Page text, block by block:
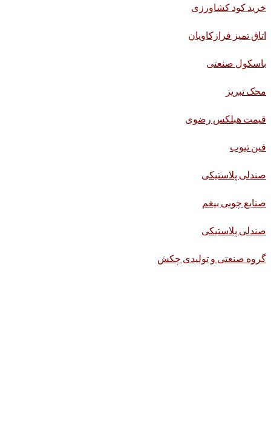
خرید کود کشاورزی
اتاق تمیز فرازکاویان
باسکول صنعتی
محک تبریز
قیمت هبلکس رضوی
فین تیوب
صندلی پلاستیکی
صنایع چوبی بیغم
صندلی پلاستیکی
گروه صنعتی و تولیدی چکش